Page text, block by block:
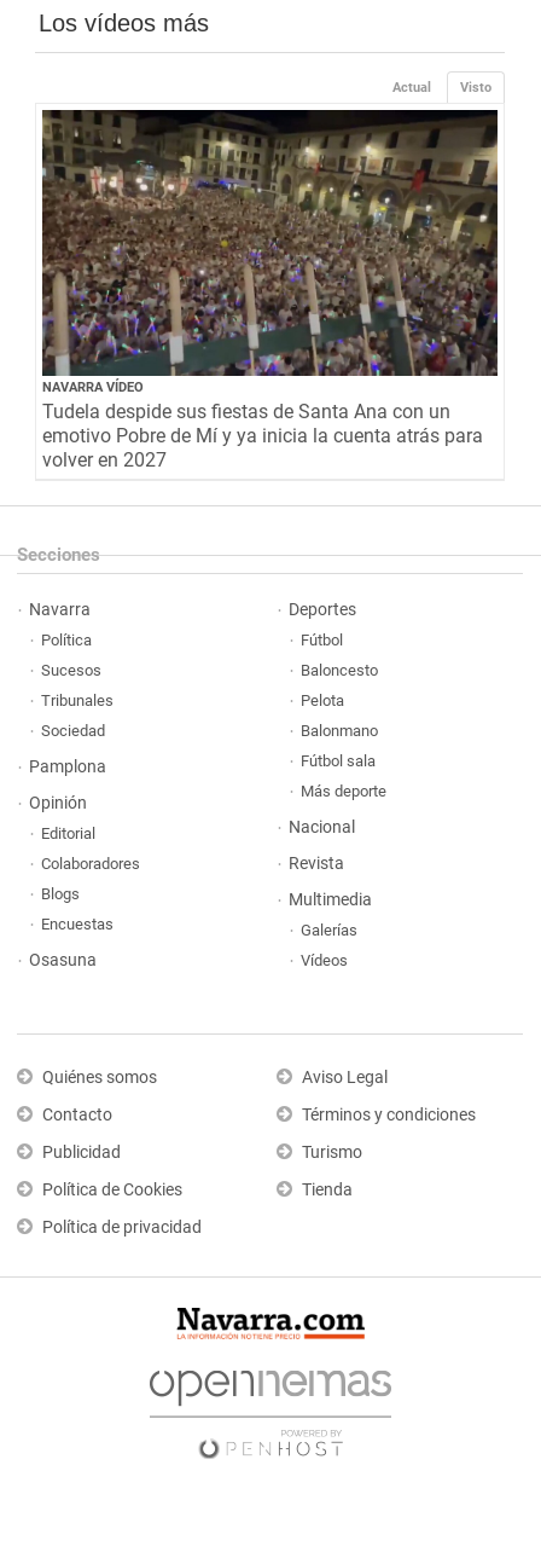
Los vídeos más
Visto
Actual
NAVARRA VÍDEO
Tudela despide sus fiestas de Santa Ana con un
emotivo Pobre de Mí y ya inicia la cuenta atrás para
volver en 2027
Secciones
Navarra
Política
Sucesos
Tribunales
Sociedad
Pamplona
Opinión
Editorial
Colaboradores
Blogs
Encuestas
Osasuna
Deportes
Fútbol
Baloncesto
Pelota
Balonmano
Fútbol sala
Más deporte
Nacional
Revista
Multimedia
Galerías
Vídeos
Quiénes somos
Contacto
Publicidad
Política de Cookies
Política de privacidad
Aviso Legal
Términos y condiciones
Turismo
Tienda